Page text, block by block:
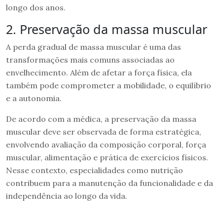
longo dos anos.
2. Preservação da massa muscular
A perda gradual de massa muscular é uma das
transformações mais comuns associadas ao
envelhecimento. Além de afetar a força física, ela
também pode comprometer a mobilidade, o equilíbrio
e a autonomia.
De acordo com a médica, a preservação da massa
muscular deve ser observada de forma estratégica,
envolvendo avaliação da composição corporal, força
muscular, alimentação e prática de exercícios físicos.
Nesse contexto, especialidades como nutrição
contribuem para a manutenção da funcionalidade e da
independência ao longo da vida.